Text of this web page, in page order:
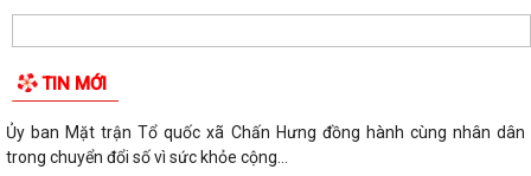
TIN MỚI
Ủy ban Mặt trận Tổ quốc xã Chấn Hưng đồng hành cùng nhân dân
trong chuyển đổi số vì sức khỏe cộng...